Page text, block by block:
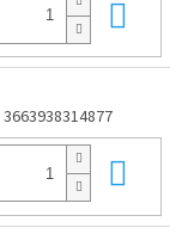
3663938314877